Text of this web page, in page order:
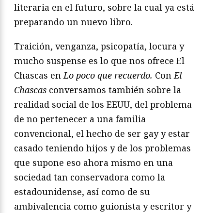
literaria en el futuro, sobre la cual ya está
preparando un nuevo libro.
Traición, venganza, psicopatía, locura y
mucho suspense es lo que nos ofrece El
Chascas enLo poco que recuerdo. ConEl
Chascas conversamos también sobre la
realidad social de los EEUU, del problema
de no pertenecer a una familia
convencional, el hecho de ser gay y estar
casado teniendo hijos y de los problemas
que supone eso ahora mismo en una
sociedad tan conservadora como la
estadounidense, así como de su
ambivalencia como guionista y escritor y